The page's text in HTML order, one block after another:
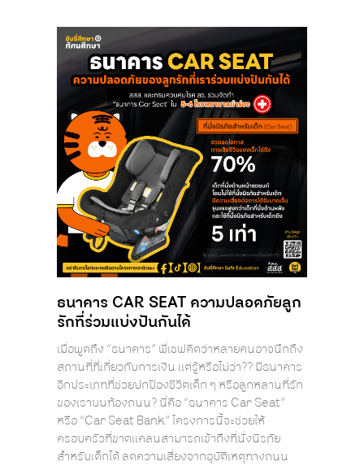
ธนาคาร CAR SEAT ความปลอดภัยลูก
รักที่ร่วมแบ่งปันกันได้
เมื่อพูดถึง “ธนาคาร” พี่เซฟคิดว่าหลายคนอาจนึกถึง
สถานที่ที่เกี่ยวกับการเงิน แต่รู้หรือไม่ว่า?? มีธนาคาร
อีกประเภทที่ช่วยปกป้องชีวิตเด็ก ๆ หรือลูกหลานที่รัก
ของเราบนท้องถนน? นี่คือ “ธนาคาร Car Seat”
หรือ “Car Seat Bank” โครงการนี้จะช่วยให้
ครอบครัวที่ขาดแคลนสามารถเข้าถึงที่นั่งนิรภัย
สำหรับเด็กได้ ลดความเสี่ยงจากอุบัติเหตุทางถนน